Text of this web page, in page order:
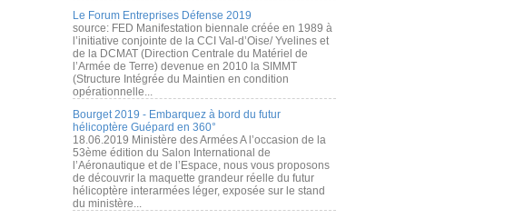
Le Forum Entreprises Défense 2019
source: FED Manifestation biennale créée en 1989 à
l’initiative conjointe de la CCI Val-d’Oise/ Yvelines et
de la DCMAT (Direction Centrale du Matériel de
l’Armée de Terre) devenue en 2010 la SIMMT
(Structure Intégrée du Maintien en condition
opérationnelle...
Bourget 2019 - Embarquez à bord du futur
hélicoptère Guépard en 360°
18.06.2019 Ministère des Armées A l’occasion de la
53ème édition du Salon International de
l’Aéronautique et de l’Espace, nous vous proposons
de découvrir la maquette grandeur réelle du futur
hélicoptère interarmées léger, exposée sur le stand
du ministère...